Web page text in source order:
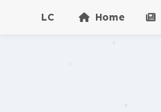
LC Home